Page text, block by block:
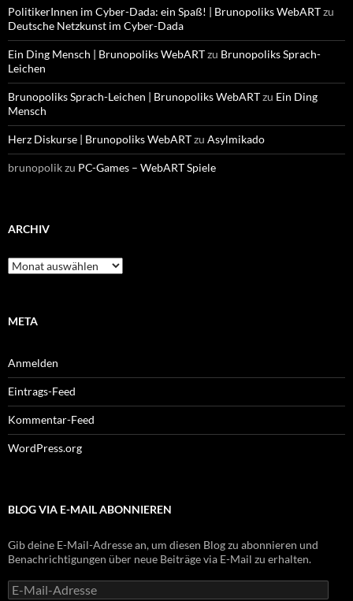
PolitikerInnen im Cyber-Dada: ein Spaß! | Brunopoliks WebARTzu
Deutsche Netzkunst im Cyber-Dada
Ein Ding Mensch | Brunopoliks WebARTzu Brunopoliks Sprach-
Leichen
Brunopoliks Sprach-Leichen | Brunopoliks WebARTzu Ein Ding
Mensch
Herz Diskurse | Brunopoliks WebARTzu Asylmikado
brunopolikzu PC-Games – WebART Spiele
ARCHIV
Archiv
META
Anmelden
Eintrags-Feed
Kommentar-Feed
WordPress.org
BLOG VIA E-MAIL ABONNIEREN
Gib deine E-Mail-Adresse an, um diesen Blog zu abonnieren und
Benachrichtigungen über neue Beiträge via E-Mail zu erhalten.
E-